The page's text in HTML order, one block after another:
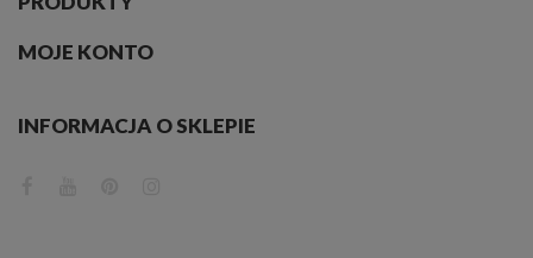
niego wracać.
MOJE KONTO
INFORMACJA O SKLEPIE